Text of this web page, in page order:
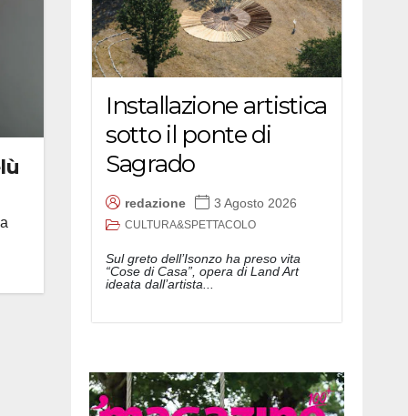
Installazione artistica
sotto il ponte di
Sagrado
redazione 3 Agosto 2026
CULTURA&SPETTACOLO
Sul greto dell’Isonzo ha preso vita
“Cose di Casa”, opera di Land Art
ideata dall’artista...